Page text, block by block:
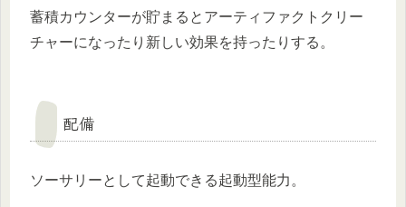
蓄積カウンターが貯まるとアーティファクトクリー
チャーになったり新しい効果を持ったりする。
配備
ソーサリーとして起動できる起動型能力。